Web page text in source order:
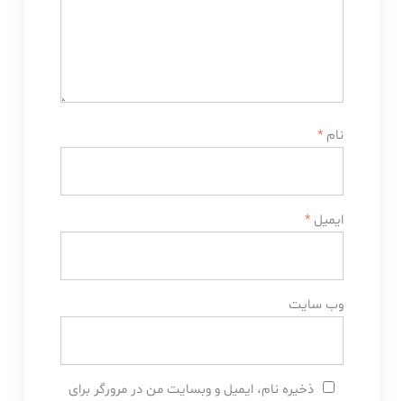
نام *
ایمیل *
وب‌ سایت
ذخیره نام، ایمیل و وبسایت من در مرورگر برای